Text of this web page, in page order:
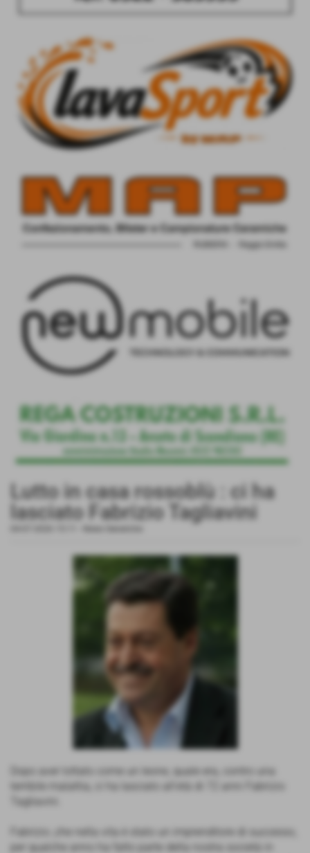
Lutto in casa rossoblù : ci ha
lasciato Fabrizio Tagliavini
Dopo aver lottato come un leone, quale era, contro una
terribile malattia, ci ha lasciato all’età di 72 anni Fabrizio
Tagliavini.
Fabrizio ,che nella vita è stato un imprenditore di successo,
per qualche anno ha fatto parte della nostra società in